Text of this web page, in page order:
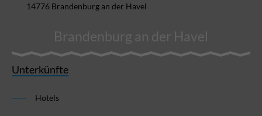
14776 Brandenburg an der Havel
Brandenburg an der Havel
Unterkünfte
Hotels